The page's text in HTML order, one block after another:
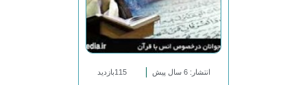
انتشار: 6 سال پیش 115بازدید